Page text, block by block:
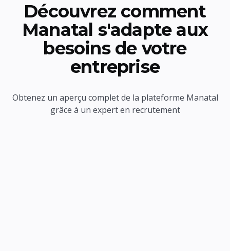
Découvrez comment
Manatal s'adapte aux
besoins de votre
entreprise
Obtenez un aperçu complet de la plateforme Manatal
grâce à un expert en recrutement